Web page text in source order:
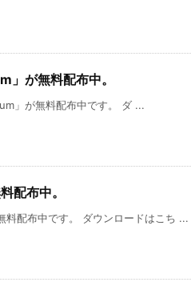
が無料配布中。
」が無料配布中です。 ダ ...
配布中。
料配布中です。 ダウンロードはこち ...